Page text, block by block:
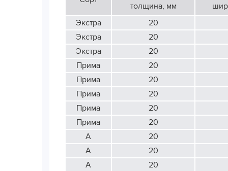
толщина, мм
Экстра
20
Экстра
20
Экстра
20
Прима
20
Прима
20
Прима
20
Прима
20
Прима
20
А
20
А
20
А
20